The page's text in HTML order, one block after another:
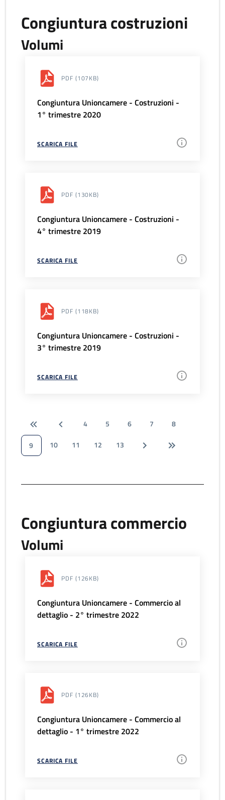
Congiuntura costruzioni
Volumi
PDF (107KB)
Congiuntura Unioncamere - Costruzioni -
1° trimestre 2020
SCARICA FILE
PDF (130KB)
Congiuntura Unioncamere - Costruzioni -
4° trimestre 2019
SCARICA FILE
PDF (118KB)
Congiuntura Unioncamere - Costruzioni -
3° trimestre 2019
SCARICA FILE
4 5 6 7
8
9
10 11 12 13
Congiuntura commercio
Volumi
PDF (126KB)
Congiuntura Unioncamere - Commercio al
dettaglio - 2° trimestre 2022
SCARICA FILE
PDF (126KB)
Congiuntura Unioncamere - Commercio al
dettaglio - 1° trimestre 2022
SCARICA FILE